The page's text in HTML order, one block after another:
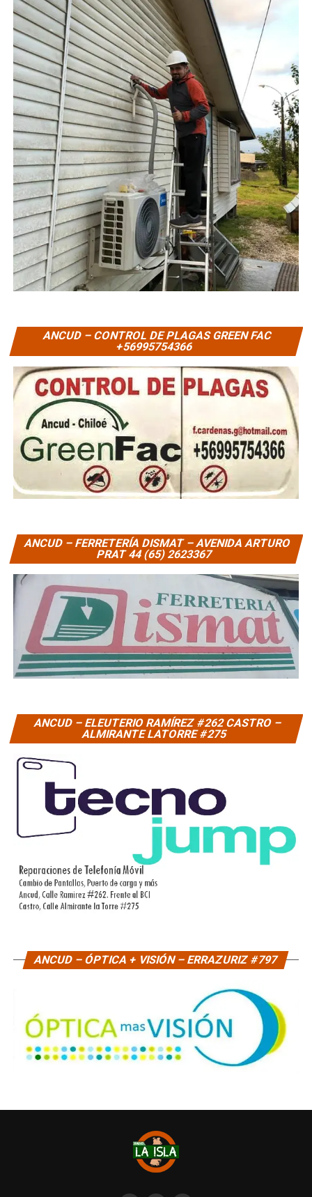
ANCUD – CONTROL DE PLAGAS GREEN FAC
+56995754366
ANCUD – FERRETERÍA DISMAT – AVENIDA ARTURO
PRAT 44 (65) 2623367
ANCUD – ELEUTERIO RAMÍREZ #262 CASTRO –
ALMIRANTE LATORRE #275
ANCUD – ÓPTICA + VISIÓN – ERRAZURIZ #797